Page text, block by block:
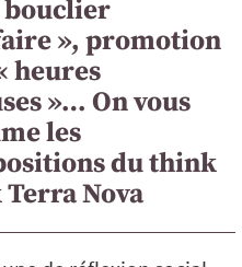
bouclier
», promotion
heures
»… On vous
les
du think
Nova